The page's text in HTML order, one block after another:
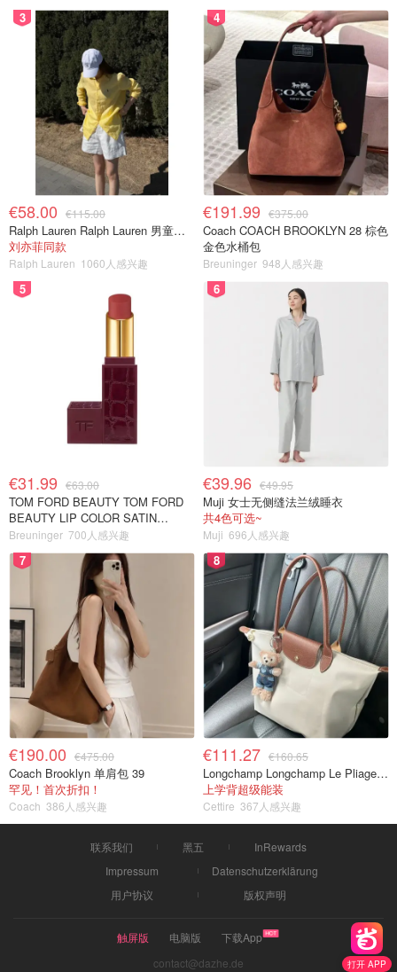
打开 APP
3
€58.00 €115.00
Ralph Lauren Ralph Lauren 男童亚麻衬衫
刘亦菲同款
Ralph Lauren 1060人感兴趣
4
€191.99 €375.00
Coach COACH BROOKLYN 28 棕色
金色水桶包
Breuninger 948人感兴趣
5
€31.99 €63.00
TOM FORD BEAUTY TOM FORD
BEAUTY LIP COLOR SATIN
MATTE 裸玫瑰口红
Breuninger 700人感兴趣
6
€39.96 €49.95
Muji 女士无侧缝法兰绒睡衣
共4色可选~
Muji 696人感兴趣
7
€190.00 €475.00
Coach Brooklyn 单肩包 39
罕见！首次折扣！
Coach 386人感兴趣
8
€111.27 €160.65
Longchamp Longchamp Le Pliage 大号手提包
上学背超级能装
Cettire 367人感兴趣
联系我们 黑五
InRewards
Impressum
Datenschutzerklärung
用户协议
版权声明
触屏版 电脑版
下载App
contact@dazhe.de